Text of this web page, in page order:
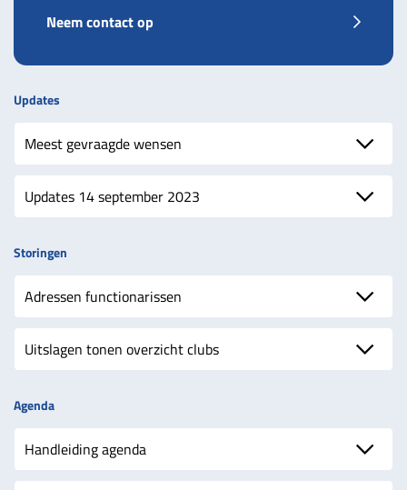
Neem contact op
Updates
Meest gevraagde wensen
Updates 14 september 2023
Storingen
Adressen functionarissen
Uitslagen tonen overzicht clubs
Agenda
Handleiding agenda